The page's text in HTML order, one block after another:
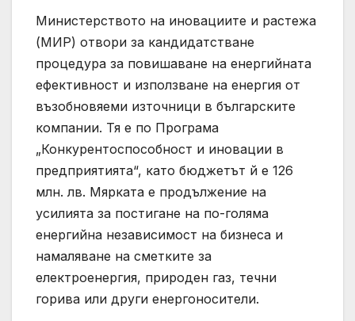
Министерството на иновациите и растежа
(МИР) отвори за кандидатстване
процедура за повишаване на енергийната
ефективност и използване на енергия от
възобновяеми източници в българските
компании. Тя е по Програма
„Конкурентоспособност и иновации в
предприятията“, като бюджетът й е 126
млн. лв. Мярката е продължение на
усилията за постигане на по-голяма
енергийна независимост на бизнеса и
намаляване на сметките за
електроенергия, природен газ, течни
горива или други енергоносители.